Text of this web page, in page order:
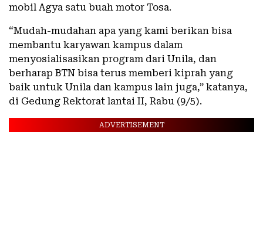
mobil Agya satu buah motor Tosa.
“Mudah-mudahan apa yang kami berikan bisa
membantu karyawan kampus dalam
menyosialisasikan program dari Unila, dan
berharap BTN bisa terus memberi kiprah yang
baik untuk Unila dan kampus lain juga,” katanya,
di Gedung Rektorat lantai II, Rabu (9/5).
ADVERTISEMENT